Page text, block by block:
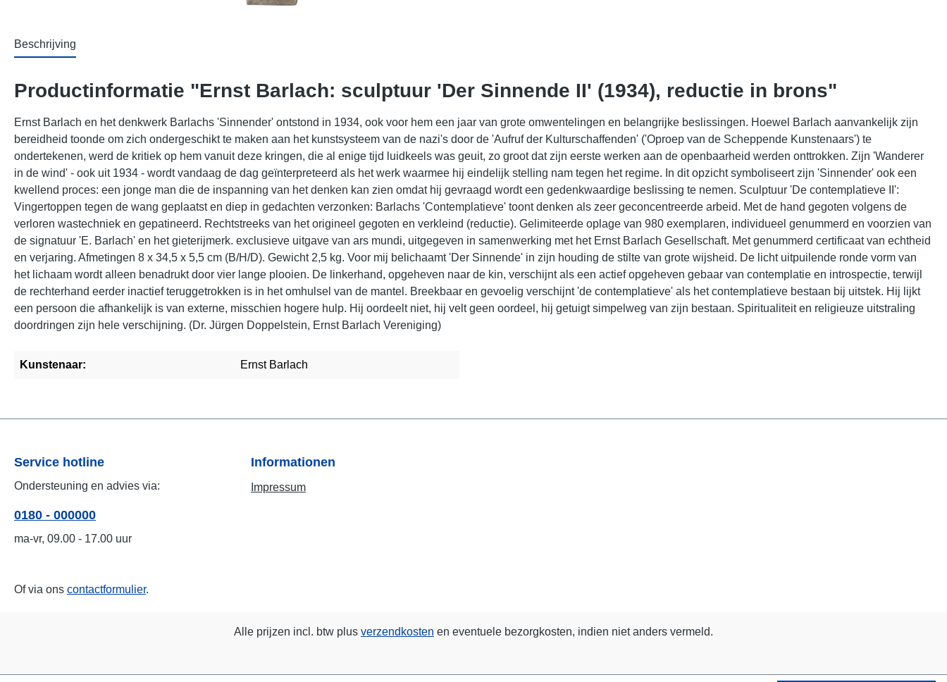
Beschrijving
Productinformatie "Ernst Barlach: sculptuur 'Der Sinnende II' (1934), reductie in brons"
Ernst Barlach en het denkwerk Barlachs 'Sinnender' ontstond in 1934, ook voor hem een jaar van grote omwentelingen en belangrijke beslissingen. Hoewel Barlach aanvankelijk zijn
bereidheid toonde om zich ondergeschikt te maken aan het kunstsysteem van de nazi's door de 'Aufruf der Kulturschaffenden' ('Oproep van de Scheppende Kunstenaars') te
ondertekenen, werd de kritiek op hem vanuit deze kringen, die al enige tijd luidkeels was geuit, zo groot dat zijn eerste werken aan de openbaarheid werden onttrokken. Zijn 'Wanderer
in de wind' - ook uit 1934 - wordt vandaag de dag geïnterpreteerd als het werk waarmee hij eindelijk stelling nam tegen het regime. In dit opzicht symboliseert zijn 'Sinnender' ook een
kwellend proces: een jonge man die de inspanning van het denken kan zien omdat hij gevraagd wordt een gedenkwaardige beslissing te nemen. Sculptuur 'De contemplatieve II':
Vingertoppen tegen de wang geplaatst en diep in gedachten verzonken: Barlachs 'Contemplatieve' toont denken als zeer geconcentreerde arbeid. Met de hand gegoten volgens de
verloren wastechniek en gepatineerd. Rechtstreeks van het origineel gegoten en verkleind (reductie). Gelimiteerde oplage van 980 exemplaren, individueel genummerd en voorzien van
de signatuur 'E. Barlach' en het gieterijmerk. exclusieve uitgave van ars mundi, uitgegeven in samenwerking met het Ernst Barlach Gesellschaft. Met genummerd certificaat van echtheid
en verjaring. Afmetingen 8 x 34,5 x 5,5 cm (B/H/D). Gewicht 2,5 kg. Voor mij belichaamt 'Der Sinnende' in zijn houding de stilte van grote wijsheid. De licht uitpuilende ronde vorm van
het lichaam wordt alleen benadrukt door vier lange plooien. De linkerhand, opgeheven naar de kin, verschijnt als een actief opgeheven gebaar van contemplatie en introspectie, terwijl
de rechterhand eerder inactief teruggetrokken is in het omhulsel van de mantel. Breekbaar en gevoelig verschijnt 'de contemplatieve' als het contemplatieve bestaan bij uitstek. Hij lijkt
een persoon die afhankelijk is van externe, misschien hogere hulp. Hij oordeelt niet, hij velt geen oordeel, hij getuigt simpelweg van zijn bestaan. Spiritualiteit en religieuze uitstraling
doordringen zijn hele verschijning. (Dr. Jürgen Doppelstein, Ernst Barlach Vereniging)
Kunstenaar: Ernst Barlach
Service hotline
Ondersteuning en advies via:
0180 - 000000
ma-vr, 09.00 - 17.00 uur
Of via ons contactformulier.
Informationen
Impressum
Alle prijzen incl. btw plus verzendkosten en eventuele bezorgkosten, indien niet anders vermeld.